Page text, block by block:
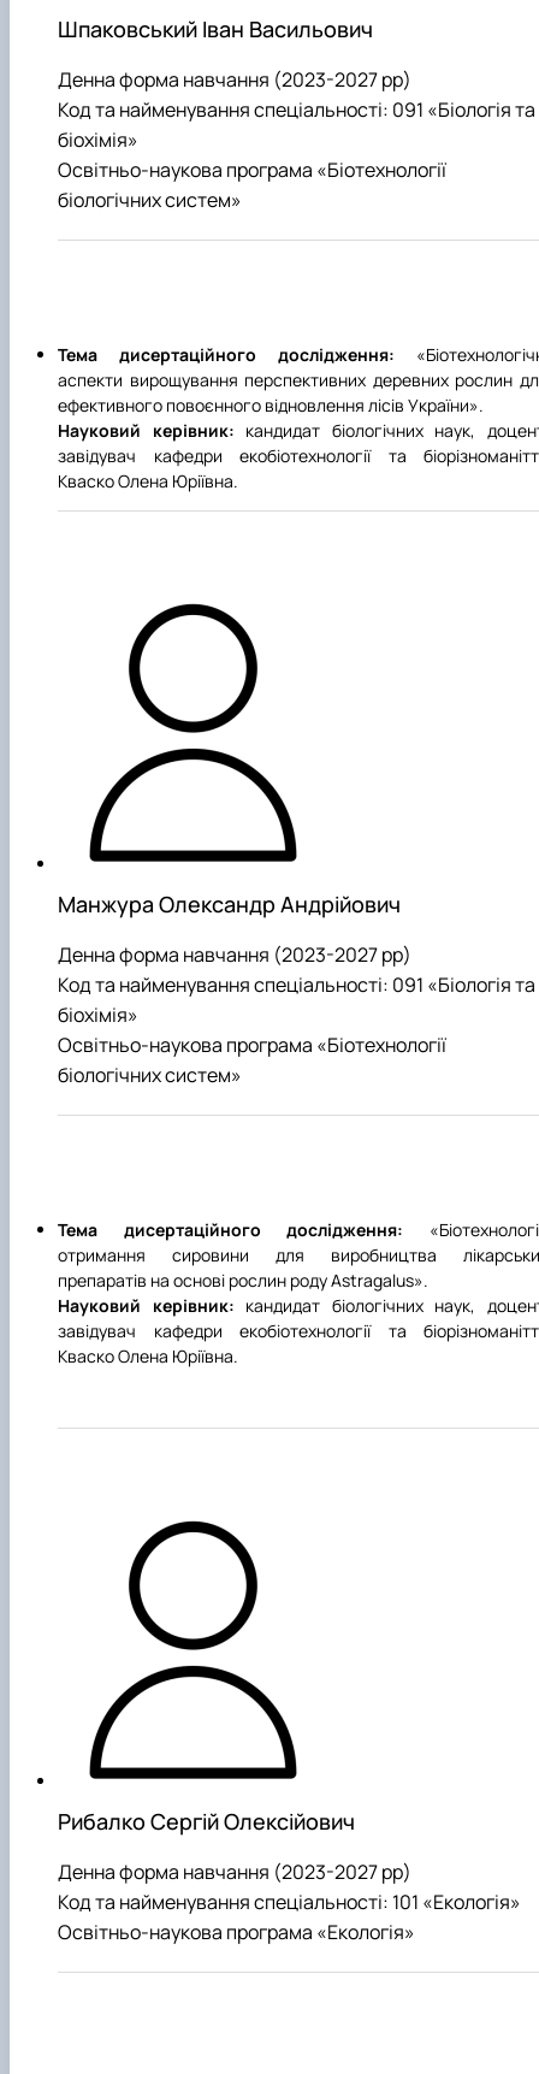
аудит»
Шпаковський Іван Васильович
Денна форма навчання (2023-2027 рр)
Код та найменування спеціальності: 091 «Біологія та
біохімія»
Освітньо-наукова програма «Біотехнології
біологічних систем»
Тема дисертаційного дослідження:
аспекти вирощування перспективних деревних рослин
ефективного повоєнного відновлення лісів України».
Науковий керівник: кандидат біологічних наук,
завідувач кафедри екобіотехнології та
Кваско Олена Юріївна.
Манжура Олександр Андрійович
Денна форма навчання (2023-2027 рр)
Код та найменування спеціальності: 091 «Біологія та
біохімія»
Освітньо-наукова програма «Біотехнології
біологічних систем»
Тема дисертаційного дослідження:
отримання сировини для виробництва
препаратів на основі рослин роду Astragalus».
Науковий керівник: кандидат біологічних наук,
завідувач кафедри екобіотехнології та
Кваско Олена Юріївна.
Рибалко Сергій Олексійович
Денна форма навчання (2023-2027 рр)
Код та найменування спеціальності: 101 «Екологія»
Освітньо-наукова програма «Екологія»